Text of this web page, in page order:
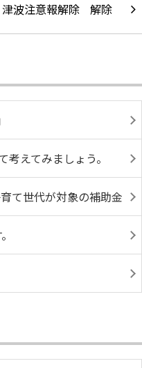
津波注意報解除
えてみましょう。
て世代が対象の補助金